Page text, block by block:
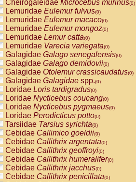
Cheirogaleidae Microcebus murinus(0)
Lemuridae Eulemur fulvus(0)
Lemuridae Eulemur macaco(0)
Lemuridae Eulemur mongoz(0)
Lemuridae Lemur catta(0)
Lemuridae Varecia variegata(0)
Galagidae Galago senegalensis(0)
Galagidae Galago demidovii(0)
Galagidae Otolemur crassicaudatus(0)
Galagidae Galagidae spp.(0)
Loridae Loris tardigradus(0)
Loridae Nycticebus coucang(0)
Loridae Nycticebus pygmaeus(0)
Loridae Perodicticus potto(0)
Tarsiidae Tarsius syrichta(0)
Cebidae Callimico goeldii(0)
Cebidae Callithrix argentata(0)
Cebidae Callithrix geoffroyi(0)
Cebidae Callithrix humeralifer(0)
Cebidae Callithrix jacchus(0)
Cebidae Callithrix penicillata(0)